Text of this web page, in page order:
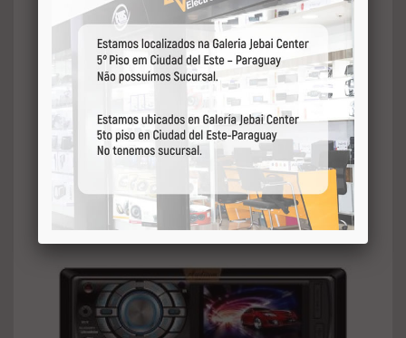
2 saídas de linha RCA
Potência RMS: 4 x 45 Watts
Radio FM
Entrada Aux
Controle Remoto